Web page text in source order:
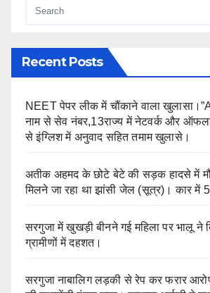
Recent Posts
NEET पेपर लीक में चौंकाने वाला
नाम से सेव नंबर,13राज्य में नेटवर्क और
से इंग्लिश में अनुवाद सहित तमाम खुलासे।
अतीक अहमद के छोटे बेटे की सड़क हादसे में
मिलने जा रहा था झांसी जेल (सूत्र)। कार में
सरगुजा में खुखड़ी बीनने गई महिला पर भालू ने
ग्रामीणों में दहशत।
सरगुजा नाबालिग लड़की से रेप कर फरार